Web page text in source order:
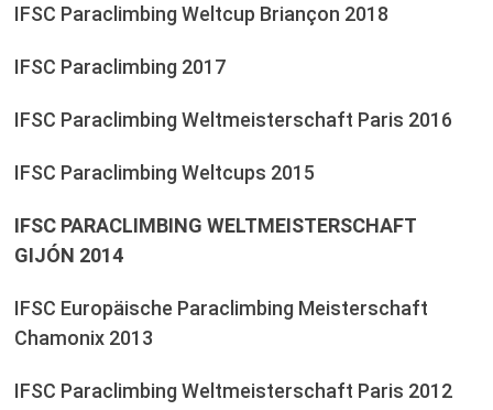
IFSC Paraclimbing Weltcup Briançon 2018
IFSC Paraclimbing 2017
IFSC Paraclimbing Weltmeisterschaft Paris 2016
IFSC Paraclimbing Weltcups 2015
IFSC PARACLIMBING WELTMEISTERSCHAFT
GIJÓN 2014
IFSC Europäische Paraclimbing Meisterschaft
Chamonix 2013
IFSC Paraclimbing Weltmeisterschaft Paris 2012